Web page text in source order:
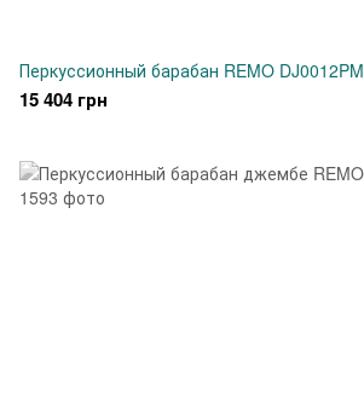
Перкуссионный барабан REMO DJ0012PM
15 404 грн